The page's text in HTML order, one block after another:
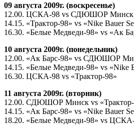
09 августа 2009г. (воскресенье)
12.00. ЦСКА-98 vs СДЮШОР Минск
14.15. «Трактор-98» vs «Nike Bauer
16.30. «Белые Медведи-98» vs «Ак
10 августа 2009г. (понедельник)
12.00. «Ак Барс-98» vs СДЮШОР
14.15. «Белые Медведи-98» vs «Nike
16.30. ЦСКА-98 vs «Трактор-98»
11 августа 2009г. (вторник)
12.00. СДЮШОР Минск vs «Трактор-
14.15. «Ак Барс-98» vs «Nike Bauer
18.20. «Белые Медведи-98» vs